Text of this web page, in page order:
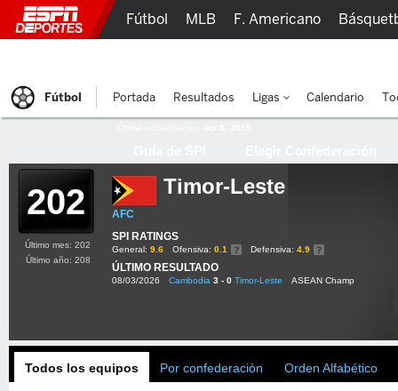
202 Timor-Leste
AFC
SPI RATINGS
General: 9.6 Ofensiva: 0.1 Defensiva: 4.9
ÚLTIMO RESULTADO
08/03/2026 Cambodia 3 - 0 Timor-Leste ASEAN Champ
Último mes: 202
Último año: 208
Todos los equipos Por confederación Orden Alfabético
Fútbol MLB F. Americano
Fútbol Portada Resultados Ligas Calendario